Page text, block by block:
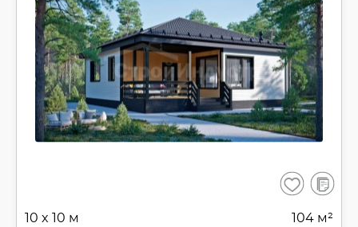
Сохранить
В
10 x 10 м 104 м²